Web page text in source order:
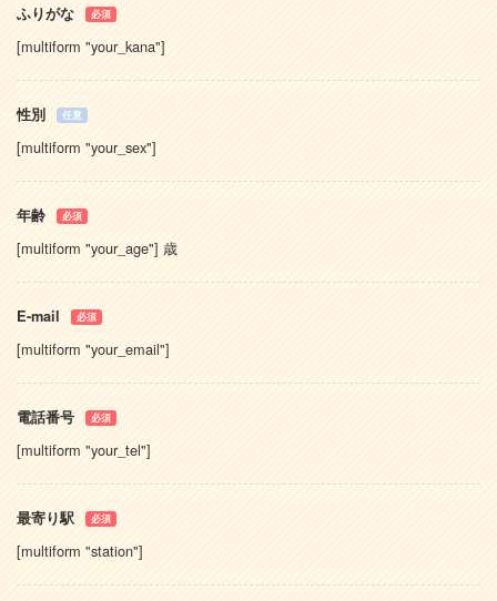
ふりがな 必須
[multiform "your_kana"]
性別 任意
[multiform "your_sex"]
年齢 必須
[multiform "your_age"] 歳
E-mail 必須
[multiform "your_email"]
電話番号 必須
[multiform "your_tel"]
最寄り駅 必須
[multiform "station"]